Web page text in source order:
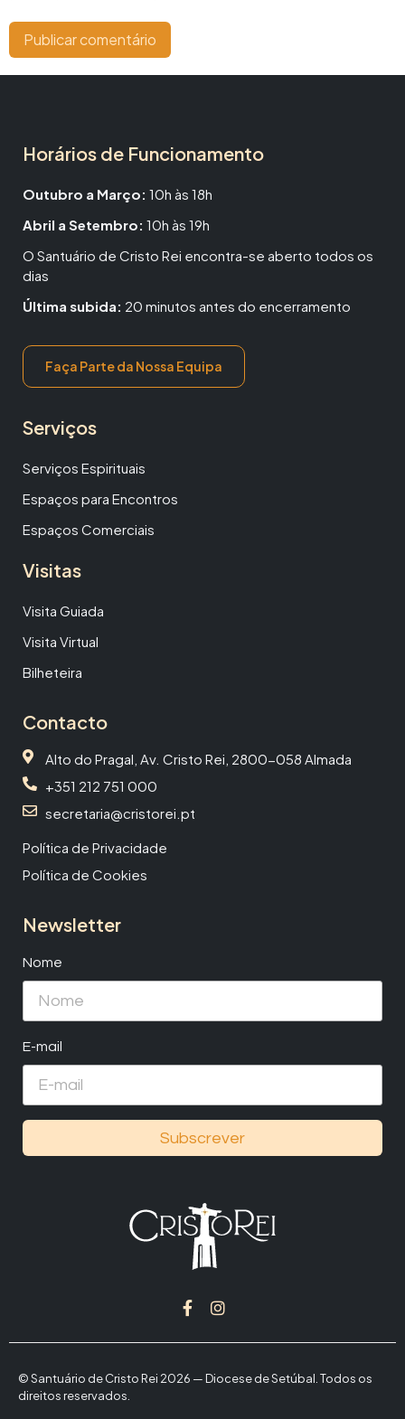
Horários de Funcionamento
Outubro a Março: 10h às 18h
Abril a Setembro: 10h às 19h
O Santuário de Cristo Rei encontra-se aberto todos os
dias
Última subida: 20 minutos antes do encerramento
Faça Parte da Nossa Equipa
Serviços
Serviços Espirituais
Espaços para Encontros
Espaços Comerciais
Visitas
Visita Guiada
Visita Virtual
Bilheteira
Contacto
Alto do Pragal, Av. Cristo Rei, 2800-058 Almada
+351 212 751 000
secretaria@cristorei.pt
Política de Privacidade
Política de Cookies
Newsletter
Nome
E-mail
Subscrever
© Santuário de Cristo Rei 2026 — Diocese de Setúbal. Todos os
direitos reservados.